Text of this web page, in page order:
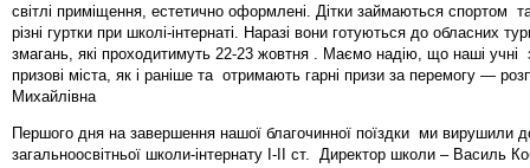
світлі приміщення, естетично оформлені. Дітки займаються спортом
різні гуртки при школі-інтернаті. Наразі вони готуються до обласних
змагань, які проходитимуть 22-23 жовтня . Маємо надію, що наші учні
призові міста, як і раніше та отримають гарні призи за перемогу —
Михайлівна
Першого дня на завершення нашої благочинної поїздки ми вирушили
загальноосвітньої школи-інтернату І-ІІ ст. Директор школи – Василь